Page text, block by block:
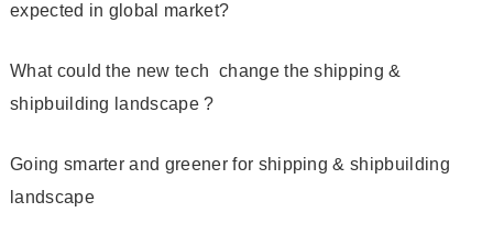
expected in global market?
What could the new tech change the shipping &
shipbuilding landscape ?
Going smarter and greener for shipping & shipbuilding
landscape